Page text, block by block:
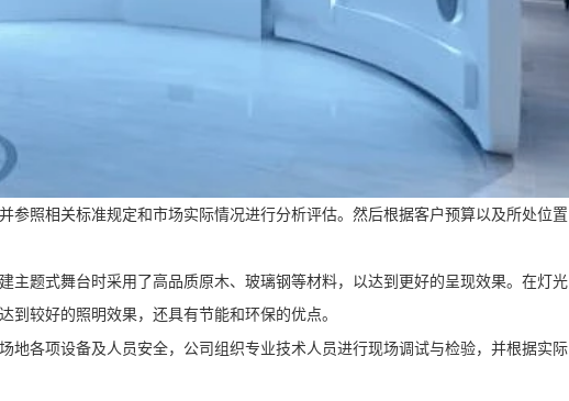
参照相关标准规定和市场实际情况进行分析评估。然后根据客户预算以及所处位置
主题式舞台时采用了高品质原木、玻璃钢等材料，以达到更好的呈现效果。在灯光
较好的照明效果，还具有节能和环保的优点。
地各项设备及人员安全，公司组织专业技术人员进行现场调试与检验，并根据实际